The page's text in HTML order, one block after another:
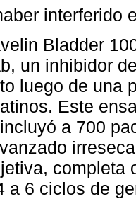
interferido
Bladder
un inhibidor
luego de una
Este
a 700
completa
a 6 ciclos de